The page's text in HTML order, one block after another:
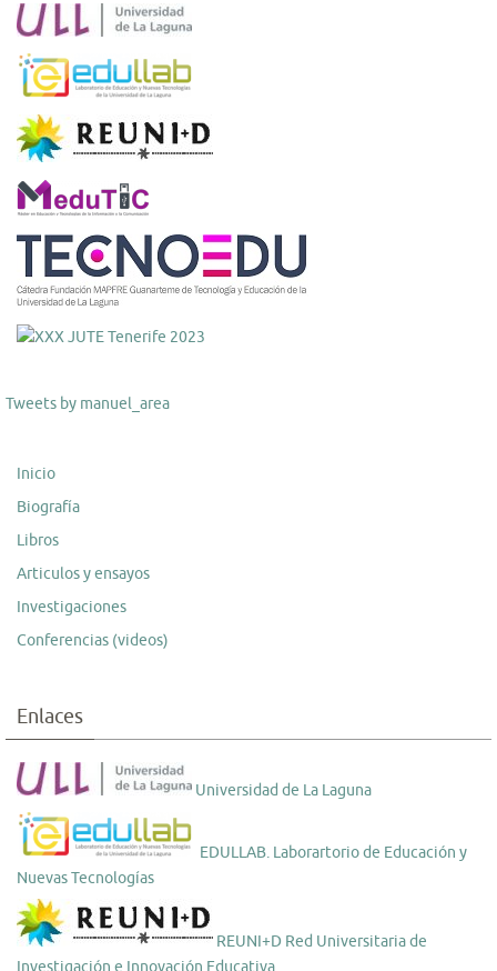
Tweets by manuel_area
Inicio
Biografía
Libros
Articulos y ensayos
Investigaciones
Conferencias (videos)
Enlaces
Universidad de La Laguna
EDULLAB. Laborartorio de Educación y
Nuevas Tecnologías
REUNI+D Red Universitaria de